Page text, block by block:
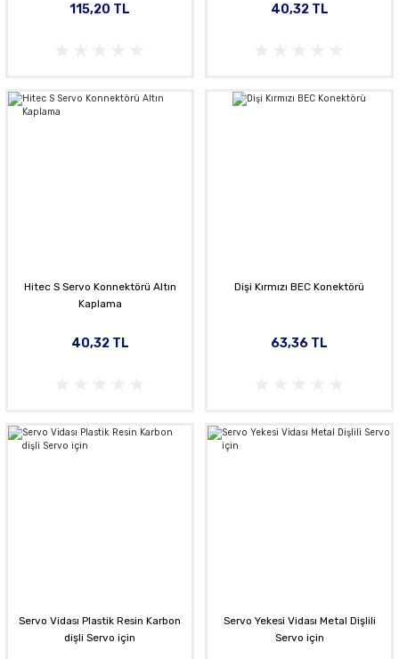
115,20 TL 40,32 TL
Hitec S Servo Konnektörü Altın
Kaplama
40,32 TL
Dişi Kırmızı BEC Konektörü
63,36 TL
Servo Vidası Plastik Resin Karbon
dişli Servo için
Servo Yekesi Vidası Metal Dişlili
Servo için